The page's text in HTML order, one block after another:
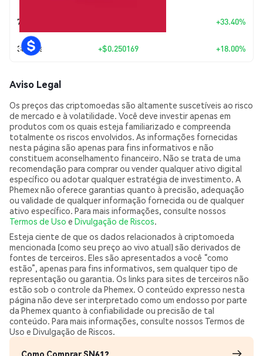
7 Dias +33.40%
30 Dias +$0.250169 +18.00%
Aviso Legal
Os preços das criptomoedas são altamente suscetíveis ao risco
de mercado e à volatilidade. Você deve investir apenas em
produtos com os quais esteja familiarizado e compreenda
totalmente os riscos envolvidos. As informações fornecidas
nesta página são apenas para fins informativos e não
constituem aconselhamento financeiro. Não se trata de uma
recomendação para comprar ou vender qualquer ativo digital
específico ou adotar qualquer estratégia de investimento. A
Phemex não oferece garantias quanto à precisão, adequação
ou validade de qualquer informação fornecida ou de qualquer
ativo específico. Para mais informações, consulte nossos
Termos de Uso e Divulgação de Riscos.
Esteja ciente de que os dados relacionados à criptomoeda
mencionada (como seu preço ao vivo atual) são derivados de
fontes de terceiros. Eles são apresentados a você “como
estão”, apenas para fins informativos, sem qualquer tipo de
representação ou garantia. Os links para sites de terceiros não
estão sob o controle da Phemex. O conteúdo expresso nesta
página não deve ser interpretado como um endosso por parte
da Phemex quanto à confiabilidade ou precisão de tal
conteúdo. Para mais informações, consulte nossos Termos de
Uso e Divulgação de Riscos.
Como Comprar SN61?